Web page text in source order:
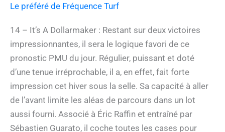
Le préféré de Fréquence Turf
14 – It’s A Dollarmaker : Restant sur deux victoires
impressionnantes, il sera le logique favori de ce
pronostic PMU du jour. Régulier, puissant et doté
d’une tenue irréprochable, il a, en effet, fait forte
impression cet hiver sous la selle. Sa capacité à aller
de l’avant limite les aléas de parcours dans un lot
aussi fourni. Associé à Éric Raffin et entraîné par
Sébastien Guarato, il coche toutes les cases pour